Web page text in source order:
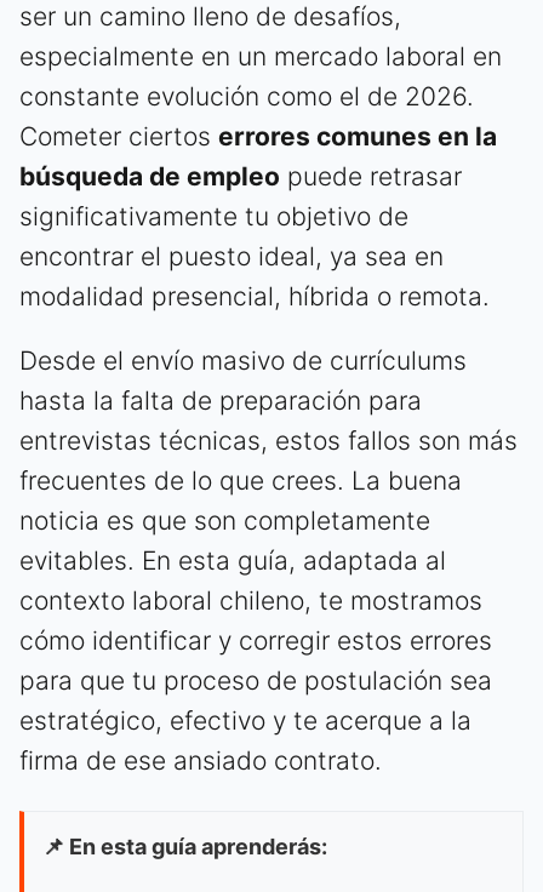
ser un camino lleno de desafíos,
especialmente en un mercado laboral en
constante evolución como el de 2026.
Cometer ciertos errores comunes en la
búsqueda de empleo puede retrasar
significativamente tu objetivo de
encontrar el puesto ideal, ya sea en
modalidad presencial, híbrida o remota.
Desde el envío masivo de currículums
hasta la falta de preparación para
entrevistas técnicas, estos fallos son más
frecuentes de lo que crees. La buena
noticia es que son completamente
evitables. En esta guía, adaptada al
contexto laboral chileno, te mostramos
cómo identificar y corregir estos errores
para que tu proceso de postulación sea
estratégico, efectivo y te acerque a la
firma de ese ansiado contrato.
📌 En esta guía aprenderás: